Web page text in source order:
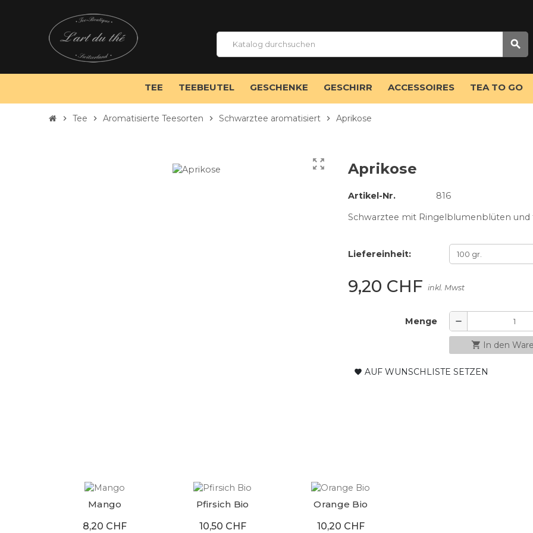
search
TEE TEEBEUTEL GESCHENKE GESCHIRR ACCESSOIRES TEA TO GO
chevron_right Tee chevron_right Aromatisierte Teesorten chevron_right Schwarztee aromatisiert chevron_right Aprikose
zoom_out_map Aprikose
Artikel-Nr.
816
Schwarztee mit Ringelblumenblüten
Liefereinheit:
9,20 CHF inkl. Mwst
Menge remove
shopping_cart In den
favorite AUF WUNSCHLISTE SETZEN
Mango
8,20 CHF
Pfirsich Bio
10,50 CHF
Orange Bio
10,20 CHF